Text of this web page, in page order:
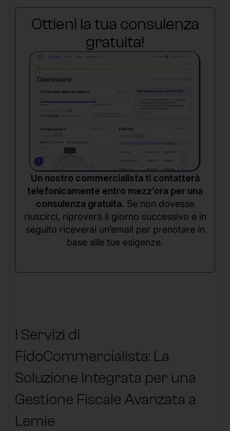
Ottieni la tua consulenza
gratuita!
Un nostro commercialista ti contatterà
telefonicamente entro mezz’ora per una
consulenza gratuita. Se non dovesse
riuscirci, riproverà il giorno successivo e in
seguito riceverai un’email per prenotare in
base alle tue esigenze.
I Servizi di
FidoCommercialista: La
Soluzione Integrata per una
Gestione Fiscale Avanzata a
Lemie